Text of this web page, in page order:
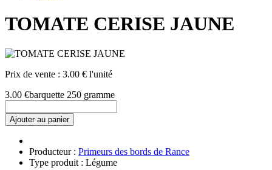
TOMATE CERISE JAUNE
Prix de vente : 3.00 € l'unité
3.00 €barquette 250 gramme
Ajouter au panier
Producteur : Primeurs des bords de Rance
Type produit : Légume